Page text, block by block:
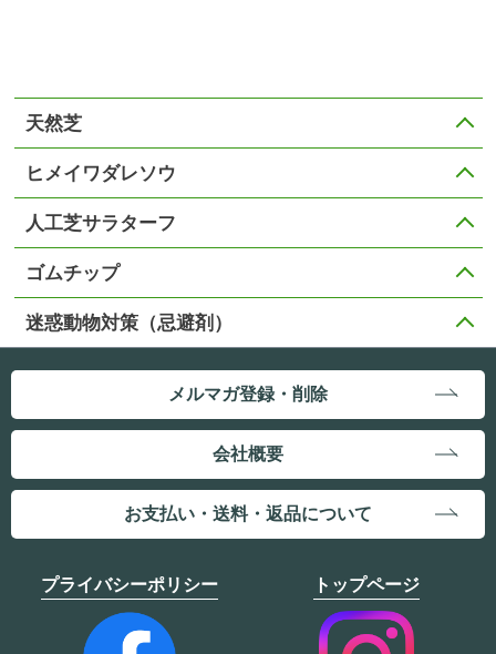
天然芝
ヒメイワダレソウ
人工芝サラターフ
ゴムチップ
迷惑動物対策（忌避剤）
メルマガ登録・削除
会社概要
お支払い・送料・返品について
プライバシーポリシー トップページ